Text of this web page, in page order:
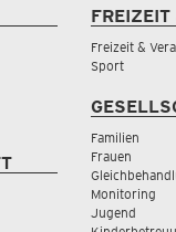
Freizeit &
Sport
Familien
Frauen
Monitoring
Jugend